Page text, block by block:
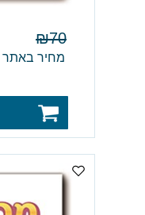
₪70
מחיר באתר